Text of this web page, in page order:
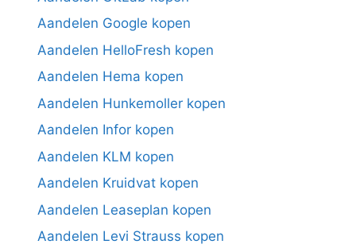
Aandelen Google kopen
Aandelen HelloFresh kopen
Aandelen Hema kopen
Aandelen Hunkemoller kopen
Aandelen Infor kopen
Aandelen KLM kopen
Aandelen Kruidvat kopen
Aandelen Leaseplan kopen
Aandelen Levi Strauss kopen